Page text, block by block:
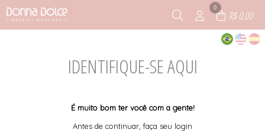
0
R$ 0,00
IDENTIFIQUE-SE AQUI
É muito bom ter você com a gente!
Antes de continuar, faça seu login